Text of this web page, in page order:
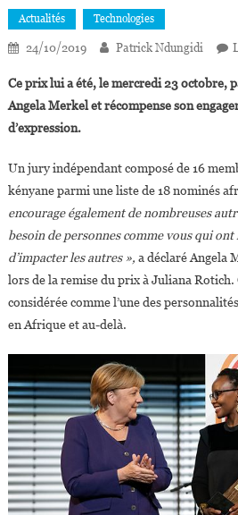
Actualités Technologies
24/10/2019 Patrick Ndungidi
Ce prix lui a été, le mercredi 23 octobre,
Angela Merkel et récompense son
d’expression.
Un jury indépendant composé de 16
kényane parmi une liste de 18 nominés
encourage également de nombreuses
besoin de personnes comme vous qui ont
d’impacter les autres », a déclaré Angela
lors de la remise du prix à Juliana
considérée comme l’une des
en Afrique et au-delà.